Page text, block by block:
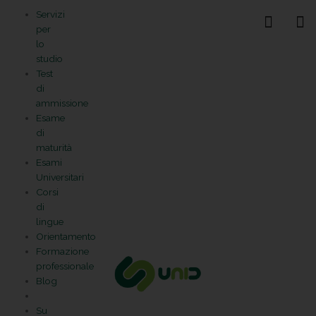
contenuto
Servizi
per
lo
studio
Test
di
ammissione
Esame
di
maturità
Esami
Universitari
Corsi
di
lingue
Orientamento
Formazione
professionale
Blog
Su